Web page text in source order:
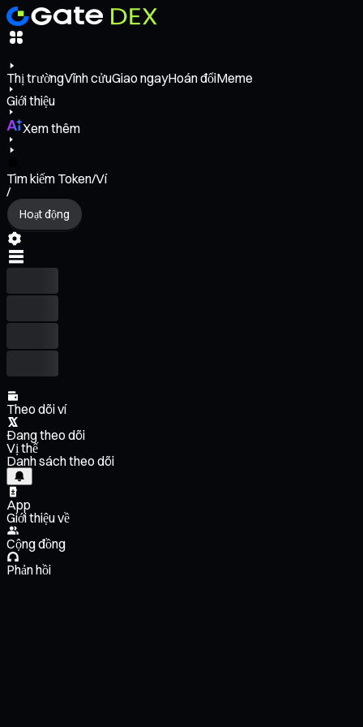
Thị trườngVĩnh cửuGiao ngayHoán đổiMeme
Giới thiệu
Xem thêm
Tìm kiếm Token/Ví
/
Hoạt động
Theo dõi ví
Đang theo dõi
Vị thế
Danh sách theo dõi
App
Giới thiệu về
Cộng đồng
Phản hồi